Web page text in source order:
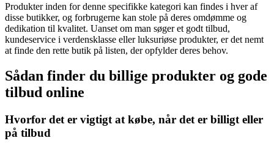
Produkter inden for denne specifikke kategori kan findes i hver af
disse butikker, og forbrugerne kan stole på deres omdømme og
dedikation til kvalitet. Uanset om man søger et godt tilbud,
kundeservice i verdensklasse eller luksuriøse produkter, er det nemt
at finde den rette butik på listen, der opfylder deres behov.
Sådan finder du billige produkter og gode
tilbud online
Hvorfor det er vigtigt at købe, når det er billigt eller
på tilbud